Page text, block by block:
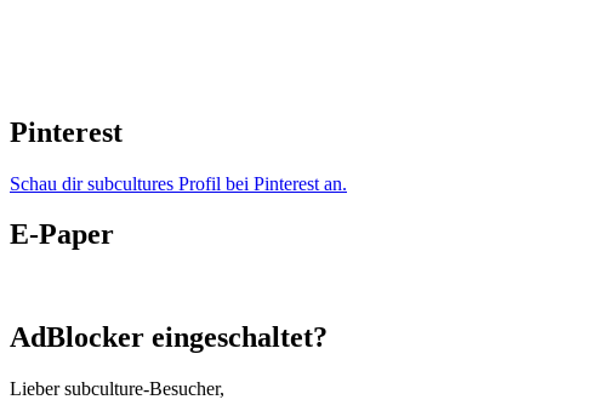
Pinterest
Schau dir subcultures Profil bei Pinterest an.
E-Paper
AdBlocker eingeschaltet?
Lieber subculture-Besucher,